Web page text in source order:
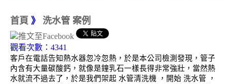
首頁 》 洗水管 案例
觀看次數：4341
客戶在電話告知熱水器忽冷忽熱，於是本公司檢測發現，管子
內含有大量碳酸鈣，就像是鐘乳石一樣長得非常強壯，當然熱
水就流不過去了，於是我們架起 水管清洗機 ，開始 洗水管 ，